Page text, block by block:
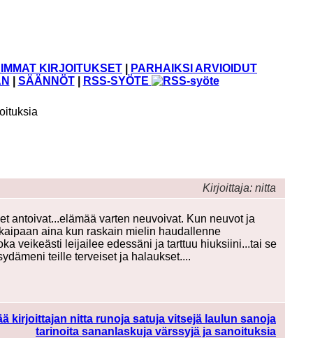
KIRJOITUKSET
PARHAIKSI ARVIOIDUT
SÄÄNNÖT| RSS-SYÖTE
Kirjoittaja: nitta
antoivat...elämää varten neuvoivat. Kun neuvot ja
aina kun raskain mielin haudallenne
veikeästi leijailee edessäni ja tarttuu hiuksiini...tai se
teille terveiset ja halaukset....
kirjoittajan nitta runoja satuja vitsejä laulun sanoja
tarinoita sananlaskuja värssyjä ja sanoituksia